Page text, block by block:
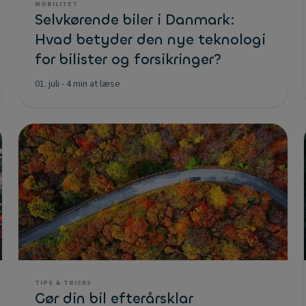
MOBILITET
Selvkørende biler i Danmark:
Hvad betyder den nye teknologi
for bilister og forsikringer?
01. juli - 4 min at læse
TIPS & TRICKS
Gør din bil efterårsklar